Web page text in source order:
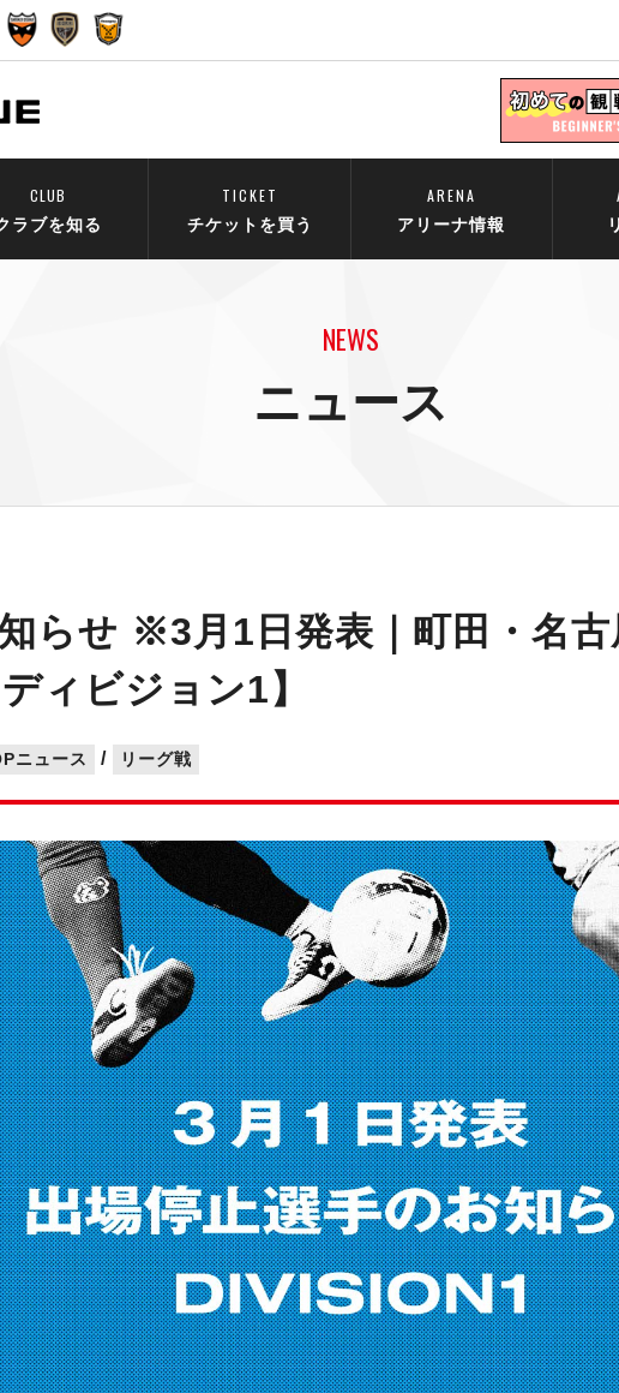
CLUB
ラブを知る
TICKET
チケットを買う
ARENA
アリーナ情報
NEWS
ニュース
らせ ※3月1日発表｜町田・名
ィビジョン1】
ニュース / リーグ戦